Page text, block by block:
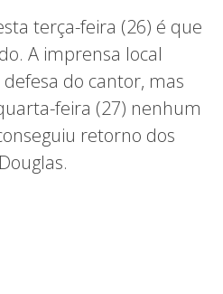
terça-feira (26) é que
A imprensa local
do cantor, mas
feira (27) nenhum
retorno dos